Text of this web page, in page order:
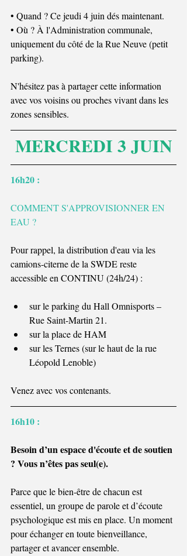
• Quand ? Ce jeudi 4 juin dés maintenant.
• Où ? À l'Administration communale,
uniquement du côté de la Rue Neuve (petit
parking).
N'hésitez pas à partager cette information
avec vos voisins ou proches vivant dans les
zones sensibles.
MERCREDI 3 JUIN
16h20 :
COMMENT S'APPROVISIONNER EN
EAU ?
Pour rappel, la distribution d'eau via les
camions-citerne de la SWDE reste
accessible en CONTINU (24h/24) :
sur le parking du Hall Omnisports –
Rue Saint-Martin 21.
sur la place de HAM
sur les Ternes (sur le haut de la rue
Léopold Lenoble)
Venez avec vos contenants.
16h10 :
Besoin d’un espace d'écoute et de soutien
? Vous n’êtes pas seul(e).
Parce que le bien-être de chacun est
essentiel, un groupe de parole et d’écoute
psychologique est mis en place. Un moment
pour échanger en toute bienveillance,
partager et avancer ensemble.